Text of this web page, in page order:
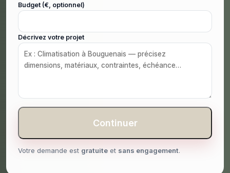
Budget (€, optionnel)
Décrivez votre projet
Continuer
Votre demande est gratuite et sans engagement.